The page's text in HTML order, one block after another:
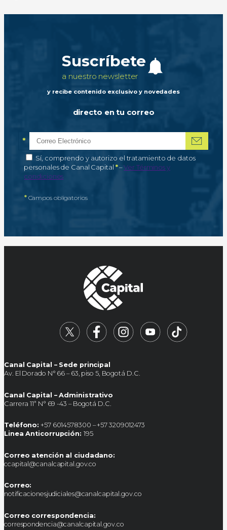
Suscríbete
a nuestro newsletter
y recibe contenido exclusivo y novedades
directo en tu correo
Correo electrónico
*Campo obligatorio
Autorización de tratamiento de datos personales
Sí, comprendo y autorizo el tratamiento de datos
personales de Canal Capital *–Campo obligatorio
Ver Términos y
condiciones
*Campos obligatorios
Canal Capital – Sede principal
Av. El Dorado N° 66 – 63, piso 5, Bogotá D.C.
Canal Capital – Administrativo
Carrera 11ª N° 69 -43 – Bogotá D.C.
Teléfono: +57 6014578300 – +57 3209012473
Linea Anticorrupción: 195
Correo atención al ciudadano:
ccapital@canalcapital.gov.co
Correo:
notificacionesjudiciales@canalcapital.gov.co
Correo correspondencia:
correspondencia@canalcapital.gov.co